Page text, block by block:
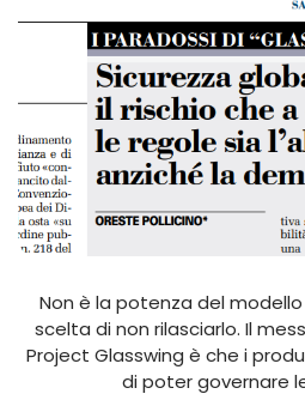
Non è la potenza del modello
scelta di non rilasciarlo. Il
Project Glasswing è che i
di poter governare